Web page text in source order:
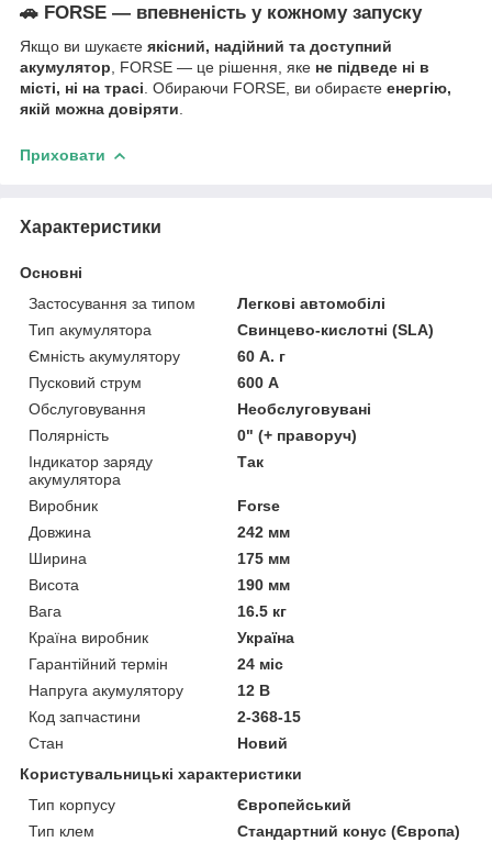
🚗 FORSE — впевненість у кожному запуску
Якщо ви шукаєте якісний, надійний та доступний
акумулятор , FORSE — це рішення, яке не підведе ні в
місті, ні на трасі . Обираючи FORSE, ви обираєте енергію,
якій можна довіряти
Приховати
Характеристики
Основні
Застосування за типом
Легкові автомобілі
Тип акумулятора
Свинцево-кислотні (SLA)
Ємність акумулятору
60 А. г
Пусковий струм
600 А
Обслуговування
Необслуговувані
Полярність
0" (+ праворуч)
Індикатор заряду
акумулятора
Так
Виробник
Forse
Довжина
242 мм
Ширина
175 мм
Висота
190 мм
Вага
16.5 кг
Країна виробник
Україна
Гарантійний термін
24 міс
Напруга акумулятору
12 В
Код запчастини
2-368-15
Стан
Новий
Користувальницькі характеристики
Тип корпусу
Європейський
Тип клем
Стандартний конус (Європа)